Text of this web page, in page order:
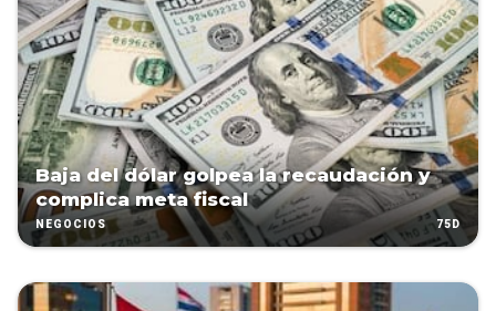
Baja del dólar golpea la recaudación y
complica meta fiscal
NEGOCIOS 75D